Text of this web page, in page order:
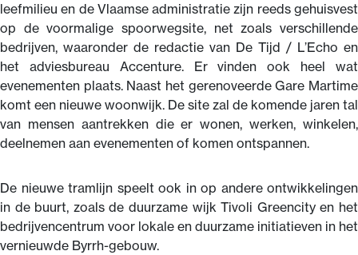
leefmilieu en de Vlaamse administratie zijn reeds gehuisvest
op de voormalige spoorwegsite, net zoals verschillende
bedrijven, waaronder de redactie van De Tijd / L’Echo en
het adviesbureau Accenture. Er vinden ook heel wat
evenementen plaats. Naast het gerenoveerde Gare Martime
komt een nieuwe woonwijk. De site zal de komende jaren tal
van mensen aantrekken die er wonen, werken, winkelen,
deelnemen aan evenementen of komen ontspannen.
De nieuwe tramlijn speelt ook in op andere ontwikkelingen
in de buurt, zoals de duurzame wijk Tivoli Greencity en het
bedrijvencentrum voor lokale en duurzame initiatieven in het
vernieuwde Byrrh-gebouw.